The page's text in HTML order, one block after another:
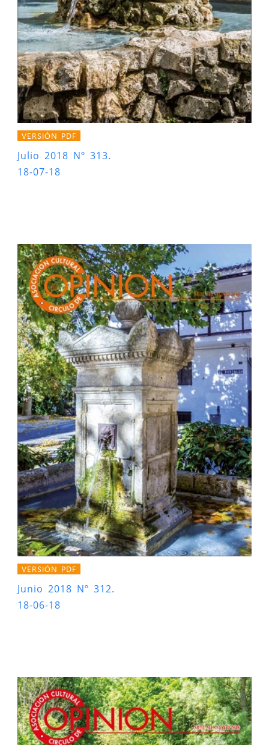
VERSIÓN PDF
Julio 2018 Nº 313.
18-07-18
VERSIÓN PDF
Junio 2018 Nº 312.
18-06-18